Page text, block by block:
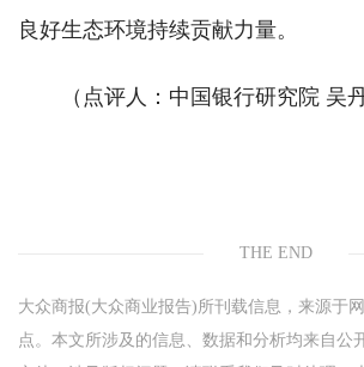
良好生态环境持续贡献力量。
（点评人：中国银行研究院 吴
THE END
大众商报(大众商业报告)所刊载信息，来源于
点。本文所涉及的信息、数据和分析均来自公